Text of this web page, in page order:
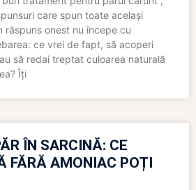
care spun toate același
răspuns onest nu începe cu
ce vrei de fapt, să acoperi
să redai treptat culoarea naturală
Îți
ÎN SARCINĂ: CE
FĂRĂ AMONIAC POȚI